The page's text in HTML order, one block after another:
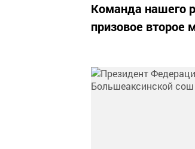
Команда нашего
призовое второе